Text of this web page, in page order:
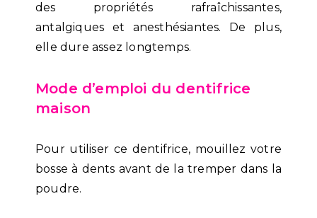
des propriétés rafraîchissantes,
antalgiques et anesthésiantes. De plus,
elle dure assez longtemps.
Mode d’emploi du dentifrice
maison
Pour utiliser ce dentifrice, mouillez votre
bosse à dents avant de la tremper dans la
poudre.